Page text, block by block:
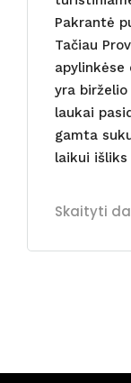
Pakrantė
Tačiau
yra
laukai
gamta
laikui
Skaityti